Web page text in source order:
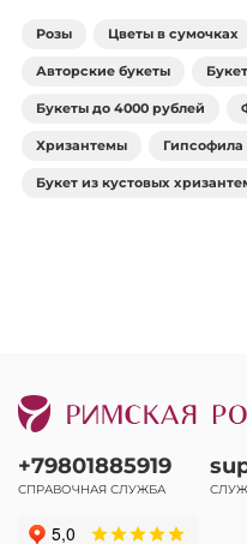
Розы Цветы в сумочках
Авторские букеты
Букеты до 4000 рублей
Хризантемы Гипсофила
Букет из кустовых
+79801885919
СПРАВОЧНАЯ СЛУЖБА